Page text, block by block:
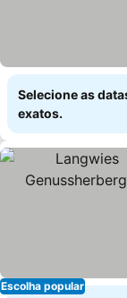
Selecione as
exatos.
Escolha popular